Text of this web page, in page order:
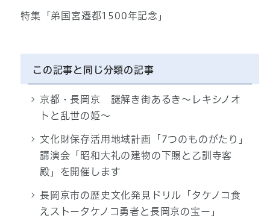
特集「弟国宮遷都1500年記念」
この記事と同じ分類の記事
京都・長岡京 謎解き街あるき〜レキシノオ
トと乱世の姫〜
文化財保存活用地域計画「7つのものがたり」
講演会「昭和大礼の建物の下賜と乙訓寺客
殿」を開催します
長岡京市の歴史文化発見ドリル「タケノコ食
えストータケノコ勇者と長岡京の宝ー」